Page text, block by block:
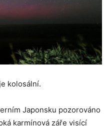
kolosální.
Japonsku pozorováno
karmínová záře visící